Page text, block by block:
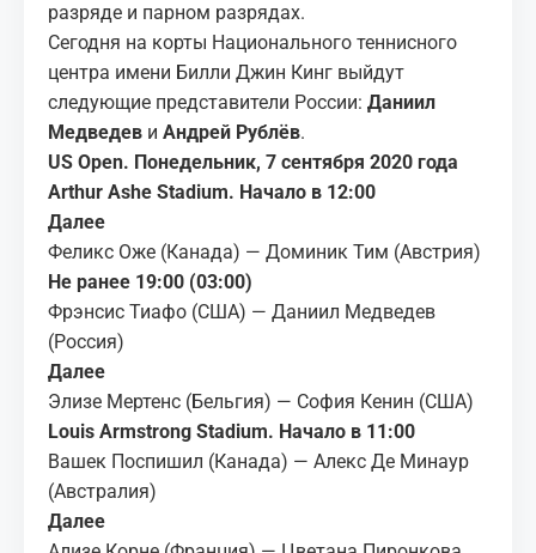
разряде и парном разрядах.
Сегодня на корты Национального теннисного
центра имени Билли Джин Кинг выйдут
следующие представители России: Даниил
Медведев и Андрей Рублёв.
US Open. Понедельник, 7 сентября 2020 года
Arthur Ashe Stadium. Начало в 12:00
Далее
Феликс Оже (Канада) — Доминик Тим (Австрия)
Не ранее 19:00 (03:00)
Фрэнсис Тиафо (США) — Даниил Медведев
(Россия)
Далее
Элизе Мертенс (Бельгия) — София Кенин (США)
Louis Armstrong Stadium. Начало в 11:00
Вашек Поспишил (Канада) — Алекс Де Минаур
(Австралия)
Далее